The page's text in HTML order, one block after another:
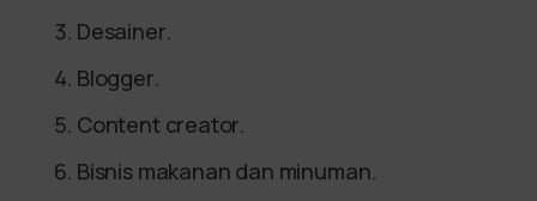
Desainer.
Blogger.
Content creator.
Bisnis makanan dan minuman.